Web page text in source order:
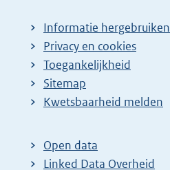
Informatie hergebruiken
Privacy en cookies
Toegankelijkheid
Sitemap
E
t
e
Kwetsbaarheid melden
Open data
Linked Data Overheid